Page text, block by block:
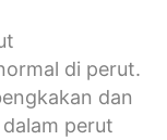
di perut.
dan
perut